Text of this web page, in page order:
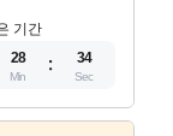
기간
28
Min
33
Sec